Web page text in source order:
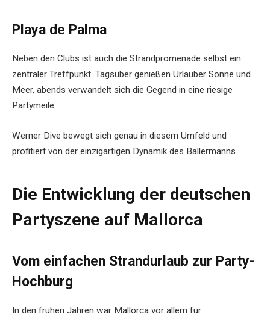
Playa de Palma
Neben den Clubs ist auch die Strandpromenade selbst ein
zentraler Treffpunkt. Tagsüber genießen Urlauber Sonne und
Meer, abends verwandelt sich die Gegend in eine riesige
Partymeile.
Werner Dive bewegt sich genau in diesem Umfeld und
profitiert von der einzigartigen Dynamik des Ballermanns.
Die Entwicklung der deutschen
Partyszene auf Mallorca
Vom einfachen Strandurlaub zur Party-
Hochburg
In den frühen Jahren war Mallorca vor allem für